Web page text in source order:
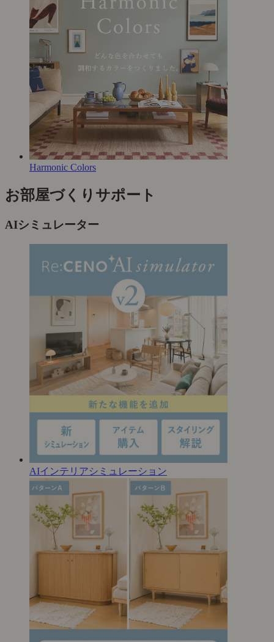
Harmonic Colors
お部屋づくりサポート
AIシミュレーター
AIインテリアシミュレーション